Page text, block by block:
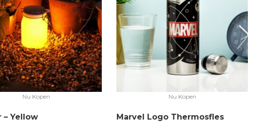
Nu Kopen
– Yellow
Nu Kopen
Marvel Logo Thermosfles